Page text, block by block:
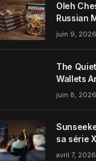
Oleh
Russian
Systems
juin 9, 2026
The
Wallets
Everyday
juin 8, 2026
sa série
avril 7, 2026